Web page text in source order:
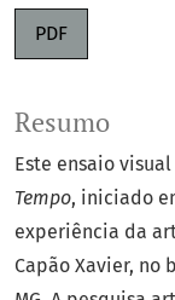
PDF
Resumo
Este ensaio
Tempo, iniciado
experiência da
Capão Xavier, no